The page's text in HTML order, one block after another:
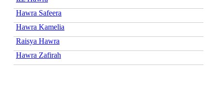
Hawra Safeera
Hawra Kamelia
Raisya Hawra
Hawra Zafirah